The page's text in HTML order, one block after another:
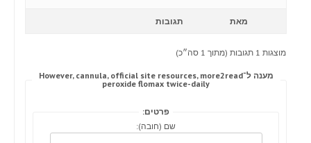
מאת תגובות
מוצגות 1 תגובות (מתוך 1 סה״כ)
מענה ל־However, cannula, official site resources, more2read
peroxide flomax twice-daily
פרטים:
שם (חובה):